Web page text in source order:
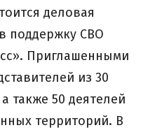
деловая
поддержку СВО
Приглашенными
из 30
также 50 деятелей
территорий. В